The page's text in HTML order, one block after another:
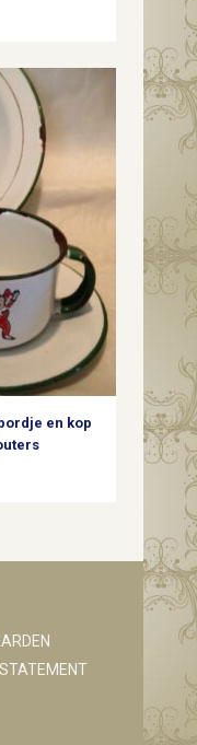
en kop